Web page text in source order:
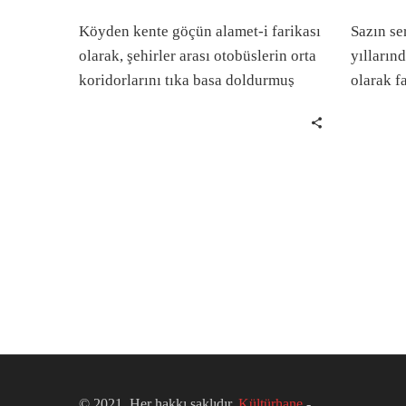
Köyden kente göçün alamet-i farikası
olarak, şehirler arası otobüslerin orta
koridorlarını tıka basa doldurmuş
Sazın
olarak